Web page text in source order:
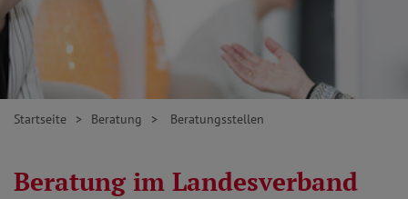
Startseite Beratung Beratungsstellen
Beratung im Landesverband